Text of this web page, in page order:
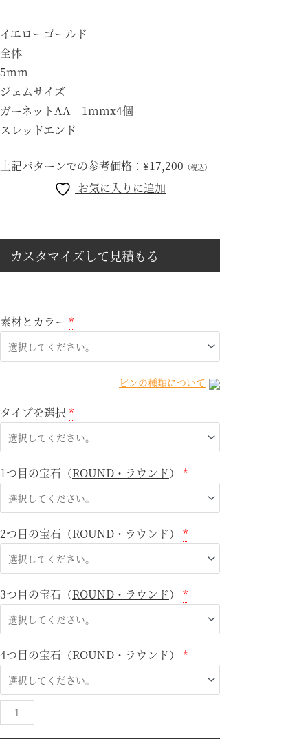
イエローゴールド
全体
5mm
ジェムサイズ
ガーネットAA 1mmx4個
スレッドエンド
上記パターンでの参考価格： ¥17,200 （税込）
お気に入りに追加
カスタマイズして見積もる
素材とカラー *
ピンの種類について
タイプを選択 *
1つ目の宝石（ROUND・ラウンド） *
2つ目の宝石（ROUND・ラウンド） *
3つ目の宝石（ROUND・ラウンド） *
4つ目の宝石（ROUND・ラウンド） *